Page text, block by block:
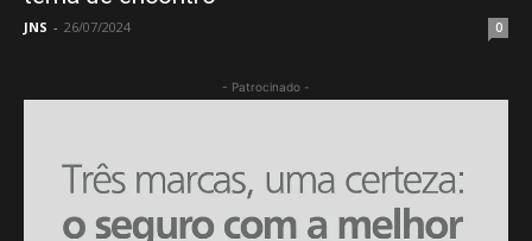
JNS - 26/07/2024 0
- Patrocinado -